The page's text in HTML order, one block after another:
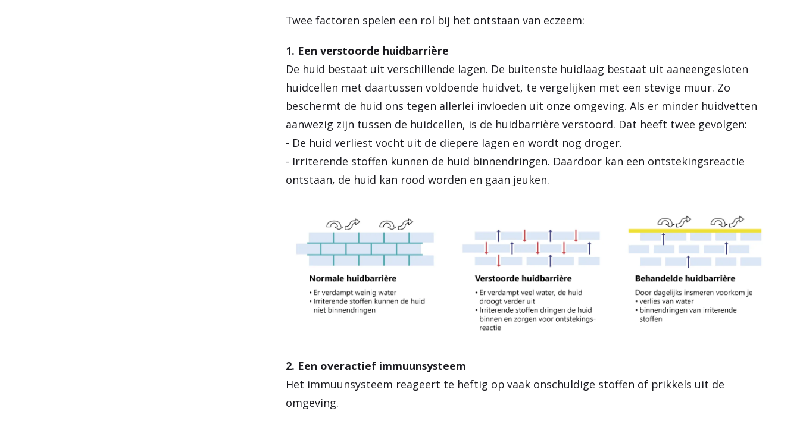
Twee factoren spelen een rol bij het ontstaan van eczeem:
1. Een verstoorde huidbarrière
De huid bestaat uit verschillende lagen. De buitenste huidlaag bestaat uit aaneengesloten
huidcellen met daartussen voldoende huidvet, te vergelijken met een stevige muur. Zo
beschermt de huid ons tegen allerlei invloeden uit onze omgeving. Als er minder huidvetten
aanwezig zijn tussen de huidcellen, is de huidbarrière verstoord. Dat heeft twee gevolgen:
- De huid verliest vocht uit de diepere lagen en wordt nog droger.
- Irriterende stoffen kunnen de huid binnendringen. Daardoor kan een ontstekingsreactie
ontstaan, de huid kan rood worden en gaan jeuken.
2. Een overactief immuunsysteem
Het immuunsysteem reageert te heftig op vaak onschuldige stoffen of prikkels uit de
omgeving.